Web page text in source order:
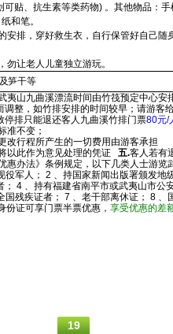
可贴、抗生素等类药物) 。其他物品：
和笔。
安排，穿好救生衣，自行保管好自己随
勿让老人儿童独立游玩。
笋干等
夷山九曲溪漂流时间由竹筏预定中心
整，如竹排安排的时间较早；请游客
排只能退还客人九曲溪竹排门票80元/
准不变；
改行程所产生的一切费用由游客承担
以此作为意见处理的凭证 五.客人若有
惠办法》条例规定， 以下几类人士游览
役军人； 2 、持国家新闻出版署颁发地
4 、持有福建省南平市或武夷山市公
国残疾证者； 7 、老干部离休证； 8 、
份证可享门票半票优惠 ， 享受优惠的差
19